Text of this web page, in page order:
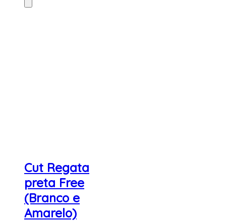
Cut Regata
preta Free
(Branco e
Amarelo)